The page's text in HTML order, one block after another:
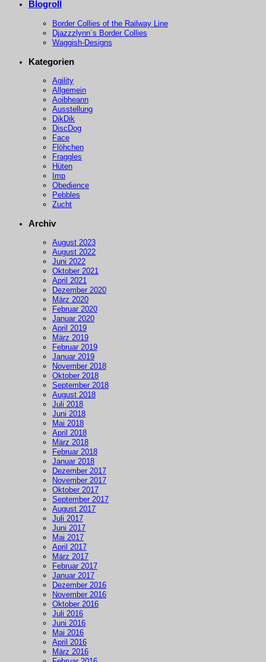
Blogroll
Border Collies of the Railway Line
Djazzzlynn´s Border Collies
Waggish-Designs
Kategorien
Agility
Allgemein
Aoibheann
Ausstellung
DikDik
DiscDog
Face
Flöhchen
Fraggles
Hüten
Imp
Obedience
Pebbles
Zucht
Archiv
August 2023
August 2022
Juni 2022
Oktober 2021
April 2021
Dezember 2020
März 2020
Februar 2020
Januar 2020
April 2019
März 2019
Februar 2019
Januar 2019
November 2018
Oktober 2018
September 2018
August 2018
Juli 2018
Juni 2018
Mai 2018
April 2018
März 2018
Februar 2018
Januar 2018
Dezember 2017
November 2017
Oktober 2017
September 2017
August 2017
Juli 2017
Juni 2017
Mai 2017
April 2017
März 2017
Februar 2017
Januar 2017
Dezember 2016
November 2016
Oktober 2016
Juli 2016
Juni 2016
Mai 2016
April 2016
März 2016